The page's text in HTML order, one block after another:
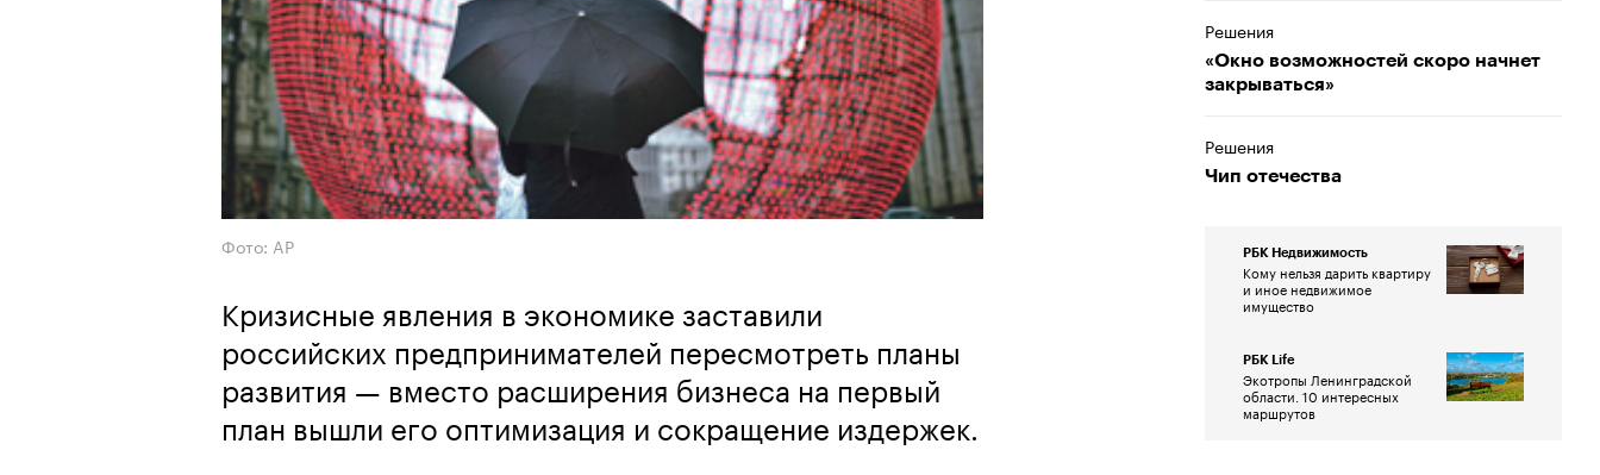
Фото: AP
Кризисные явления в экономике заставили
российских предпринимателей пересмотреть планы
развития — вместо расширения бизнеса на первый
план вышли его оптимизация и сокращение издержек.
Решения
«Окно возможностей скоро начнет
закрываться»
Решения
Чип отечества
РБК Недвижимость
Кому нельзя дарить квартиру
и иное недвижимое
имущество
РБК Life
Экотропы Ленинградской
области. 10 интересных
маршрутов